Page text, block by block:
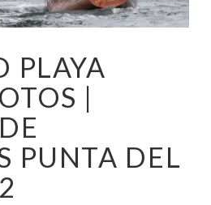
PLAYA
|
PUNTA DEL